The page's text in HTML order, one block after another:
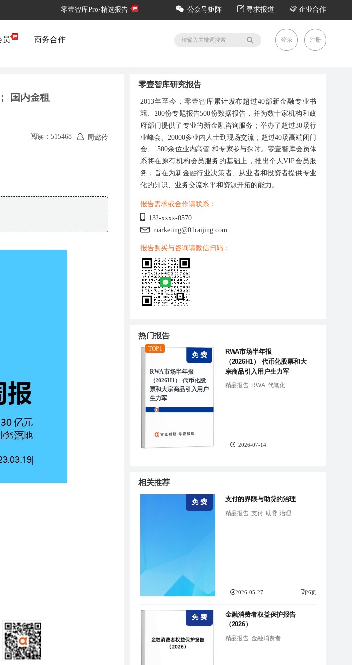
零壹智库Pro·精选报告 公众号矩阵 寻求报道 企业合作
员 商务合作 登录 注册
国内金租
阅读：515468 周懿伶
零壹智库研究报告
2013年至今，零壹智库累计发布超过40部新金融专业书
籍、200份专题报告500份数据报告，并为数十家机构和政
府部门提供了专业的新金融咨询服务；举办了超过30场行
业峰会、20000多业内人士到现场交流，超过40场高端闭门
会、1500余位业内高管 和专家参与探讨。零壹智库会员体
系将在原有机构会员服务的基础上，推出个人VIP会员服
务，旨在为新金融行业决策者、从业者和投资者提供专业
化的知识、业务交流水平和资源开拓的能力。
报告需求或合作请联系：
132-xxxx-0570
marketing@01caijing.com
报告购买与咨询请微信扫码：
热门报告
TOP1
免 费
RWA市场半年报
（2026H1） 代币化股
票和大宗商品引入用户
生力军
RWA市场半年报
（2026H1） 代币化股票和大
宗商品引入用户生力军
精品报告 RWA 代笔化
2026-07-14
相关推荐
免 费 支付的界限与助贷的治理
精品报告 支付 助贷 治理
2026-05-27 26页
免 费
金融消费者权益保护报告
（2026）
精品报告 金融消费者